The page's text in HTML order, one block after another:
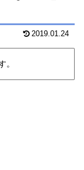
2019.01.24
。